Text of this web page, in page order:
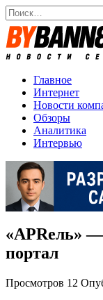
Перейти
к
содержанию
Search
for:
Главное
Интернет
Новости
Обзоры
Аналитика
Интервью
«АPRель»
портал
Просмотров 12